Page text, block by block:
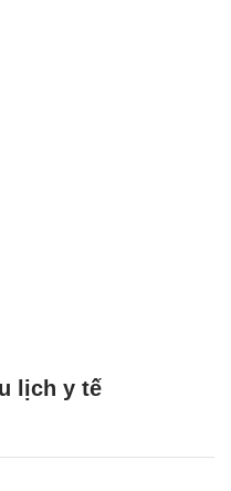
lịch y tế